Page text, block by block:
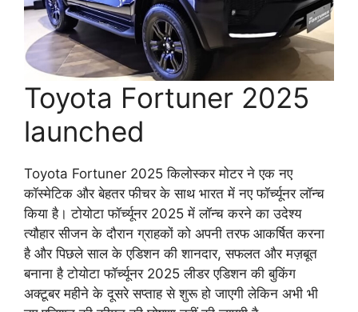
Toyota Fortuner 2025
launched
Toyota Fortuner 2025 किलोस्कर मोटर ने एक नए
कॉस्मेटिक और बेहतर फीचर के साथ भारत में नए फॉर्च्यूनर लॉन्च
किया है। टोयोटा फॉर्च्यूनर 2025 में लॉन्च करने का उदेश्य
त्यौहार सीजन के दौरान ग्राहकों को अपनी तरफ आकर्षित करना
है और पिछले साल के एडिशन की शानदार, सफलत और मज़बूत
बनाना है टोयोटा फॉर्च्यूनर 2025 लीडर एडिशन की बुकिंग
अक्टूबर महीने के दूसरे सप्ताह से शुरू हो जाएगी लेकिन अभी भी